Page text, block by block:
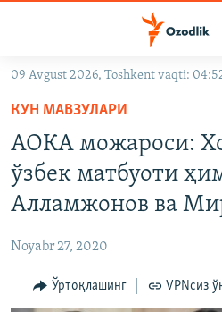
Асосий
навигацияга
ўтинг
Қидиришга
ўтинг
OZODARXIV
На русском
ИЖТИМОИЙ ТАРМОҚЛАР
09 Avgust 2026, Toshkent vaqti:
КУН МАВЗУЛАРИ
АОКА можароси:
ўзбек матбуоти
Алламжонов ва
Noyabr 27, 2020
Ўртоқлашинг VPNсиз